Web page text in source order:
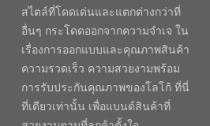
สไตล์ที่โดดเด่นและแตกต่างกว่าที่
อื่นๆ กระโดดออกจากความจำเจ ใน
เรื่องการออกแบบและคุณภาพสินค้า
ความรวดเร็ว ความสวยงามพร้อม
การรับประกันคุณภาพของโลโก้ ที่นี่
ที่เดียวเท่านั้น เพื่อแบนด์สินค้าที่